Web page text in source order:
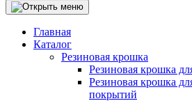
Главная
Каталог
Резиновая крошка
Резиновая крошка
Резиновая крошка
покрытий